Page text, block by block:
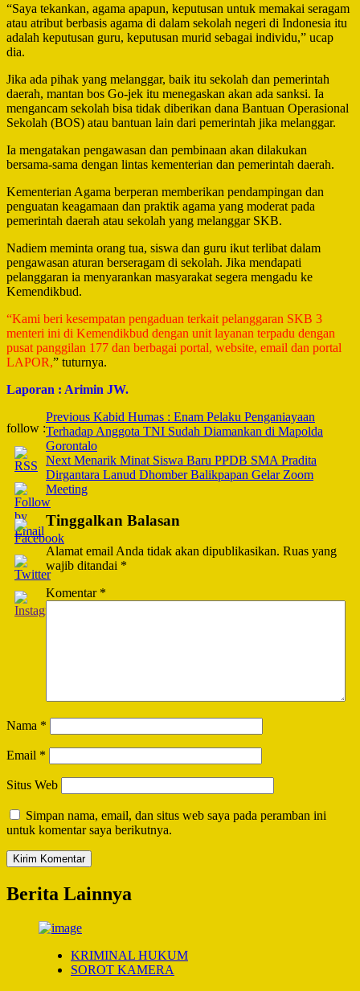
“Saya tekankan, agama apapun, keputusan untuk memakai seragam
atau atribut berbasis agama di dalam sekolah negeri di Indonesia itu
adalah keputusan guru, keputusan murid sebagai individu,” ucap
dia.
Jika ada pihak yang melanggar, baik itu sekolah dan pemerintah
daerah, mantan bos Go-jek itu menegaskan akan ada sanksi. Ia
mengancam sekolah bisa tidak diberikan dana Bantuan Operasional
Sekolah (BOS) atau bantuan lain dari pemerintah jika melanggar.
Ia mengatakan pengawasan dan pembinaan akan dilakukan
bersama-sama dengan lintas kementerian dan pemerintah daerah.
Kementerian Agama berperan memberikan pendampingan dan
penguatan keagamaan dan praktik agama yang moderat pada
pemerintah daerah atau sekolah yang melanggar SKB.
Nadiem meminta orang tua, siswa dan guru ikut terlibat dalam
pengawasan aturan berseragam di sekolah. Jika mendapati
pelanggaran ia menyarankan masyarakat segera mengadu ke
Kemendikbud.
“Kami beri kesempatan pengaduan terkait pelanggaran SKB 3
menteri ini di Kemendikbud dengan unit layanan terpadu dengan
pusat panggilan 177 dan berbagai portal, website, email dan portal
LAPOR,” tuturnya.
Laporan : Arimin JW.
follow :
Post
Navigation
Previous Kabid Humas : Enam Pelaku Penganiayaan
Terhadap Anggota TNI Sudah Diamankan di Mapolda
Gorontalo
Next Menarik Minat Siswa Baru PPDB SMA Pradita
Dirgantara Lanud Dhomber Balikpapan Gelar Zoom
Meeting
Tinggalkan Balasan
Alamat email Anda tidak akan dipublikasikan. Ruas yang
wajib ditandai *
Komentar *
Nama *
Email *
Situs Web
Simpan nama, email, dan situs web saya pada peramban ini
untuk komentar saya berikutnya.
Berita Lainnya
KRIMINAL HUKUM
SOROT KAMERA